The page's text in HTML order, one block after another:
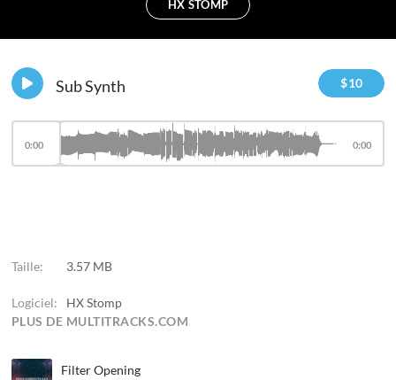
HX STOMP
Taille: 3.57 MB
Logiciel:
HX Stomp
PLUS DE MULTITRACKS.COM
Filter Opening
$10
Sub Synth
0:00 0:00